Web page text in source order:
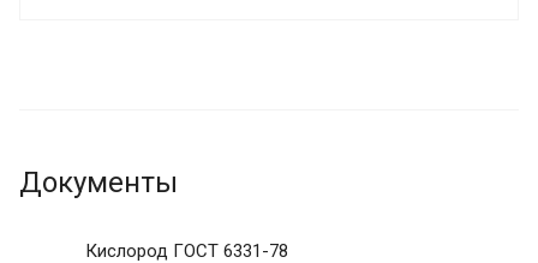
Документы
Кислород ГОСТ 6331-78